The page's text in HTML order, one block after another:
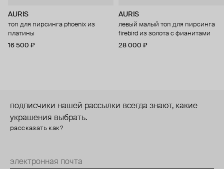
AURIS
топ для пирсинга phoenix из
платины
16 500 ₽
AURIS
левый малый топ для пирсинга
firebird из золота с фианитами
28 000 ₽
подписчики нашей рассылки всегда знают, какие
украшения выбрать.
рассказать как?